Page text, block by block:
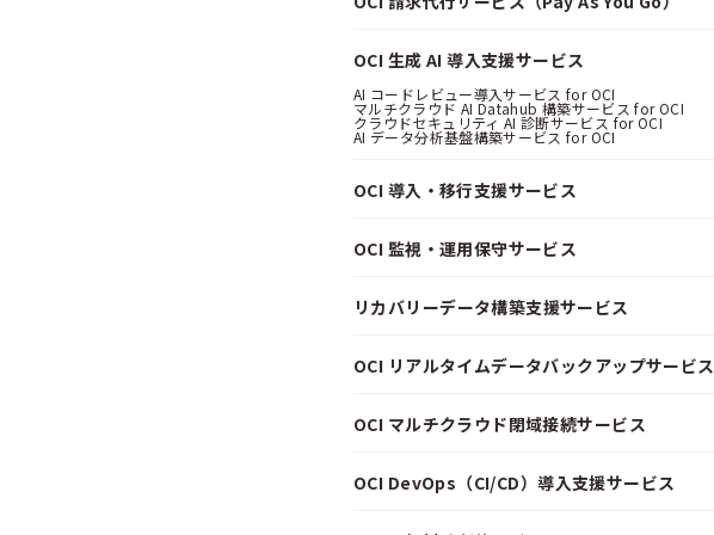
OCI 生成 AI 導入支援サービス
AI コードレビュー導入サービス for OCI
マルチクラウド AI Datahub 構築サービス for OCI
クラウドセキュリティ AI 診断サービス for OCI
AI データ分析基盤構築サービス for OCI
OCI 導入・移行支援サービス
OCI 監視・運用保守サービス
リカバリーデータ構築支援サービス
OCI リアルタイムデータバックアップサービス
OCI マルチクラウド閉域接続サービス
OCI DevOps（CI/CD）導入支援サービス